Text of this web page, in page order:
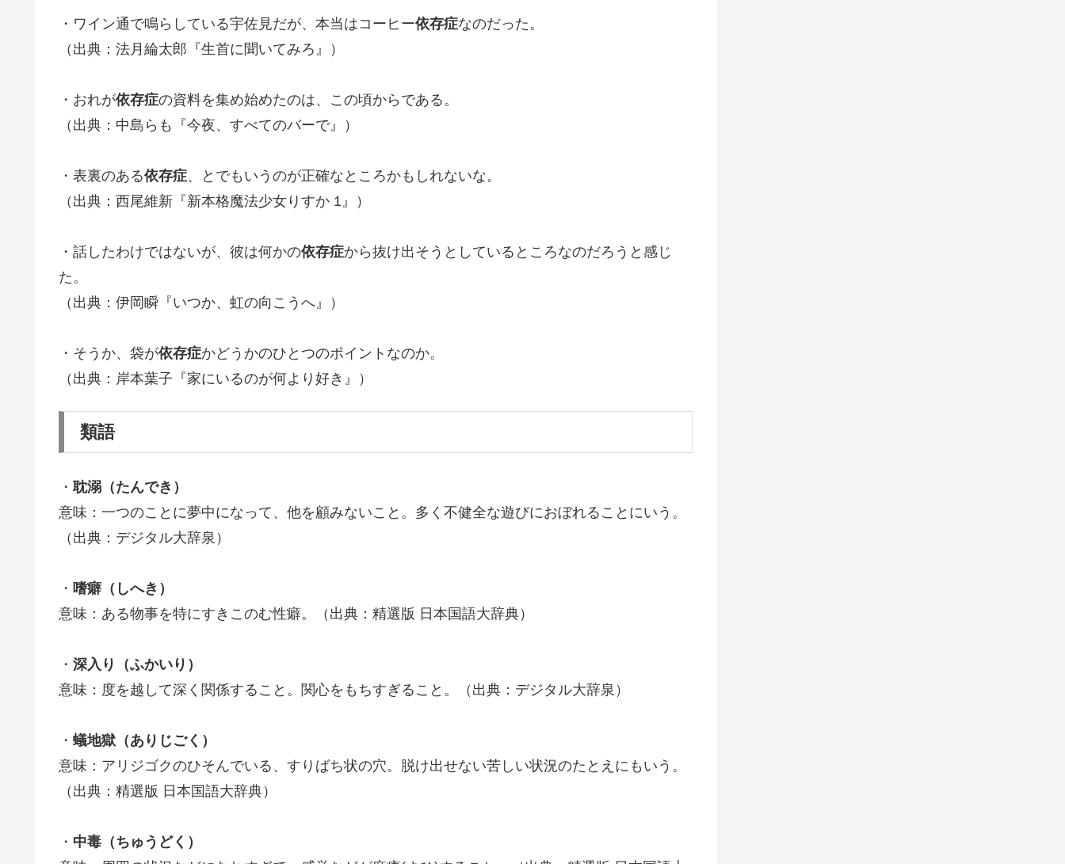
・ワイン通で鳴らしている宇佐見だが、本当はコーヒー依存症なのだった。
（出典：法月綸太郎『生首に聞いてみろ』）
・おれが依存症の資料を集め始めたのは、この頃からである。
（出典：中島らも『今夜、すべてのバーで』）
・表裏のある依存症、とでもいうのが正確なところかもしれないな。
（出典：西尾維新『新本格魔法少女りすか 1』）
・話したわけではないが、彼は何かの依存症から抜け出そうとしているところなのだろうと感じ
た。
（出典：伊岡瞬『いつか、虹の向こうへ』）
・そうか、袋が依存症かどうかのひとつのポイントなのか。
（出典：岸本葉子『家にいるのが何より好き』）
類語
・ 耽溺（たんでき）
意味：一つのことに夢中になって、他を顧みないこと。多く不健全な遊びにおぼれることにいう。
（出典：デジタル大辞泉）
・ 嗜癖（しへき）
意味：ある物事を特にすきこのむ性癖。（出典：精選版 日本国語大辞典）
・ 深入り（ふかいり）
意味：度を越して深く関係すること。関心をもちすぎること。（出典：デジタル大辞泉）
・ 蟻地獄（ありじごく）
意味：アリジゴクのひそんでいる、すりばち状の穴。脱け出せない苦しい状況のたとえにもいう。
（出典：精選版 日本国語大辞典）
・ 中毒（ちゅうどく）